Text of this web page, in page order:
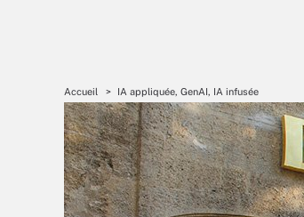
Accueil IA appliquée, GenAI, IA infusée